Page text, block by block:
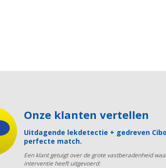
Onze klanten vertellen
Uitdagende lekdetectie + gedreven
perfecte match.
Een klant getuigt over de grote vastberadenheid
interventie heeft uitgevoerd: